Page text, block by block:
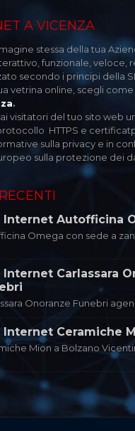
A VICENZA
stessa della tua
funzionale, veloce,
secondo i principi della
vetrina online, scegli
.
visitatori del tuo sito web
HTTPS e
sulla privacy e in
sulla protezione dei
Internet Autofficina
Omega con sede a
Internet Carlassara
Onoranze Funebri
Internet Ceramiche
Mion a Bolzano